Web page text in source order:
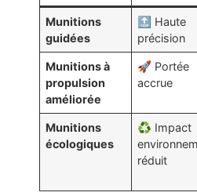
Munitions
guidées
🔝 Haute
précision
Munitions à
propulsion
améliorée
🚀 Portée
accrue
Munitions
écologiques
♻️ Impact
réduit